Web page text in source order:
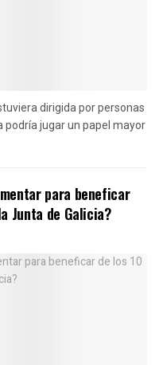
dirigida por personas
podría jugar un papel mayor
para beneficar
Junta de Galicia?